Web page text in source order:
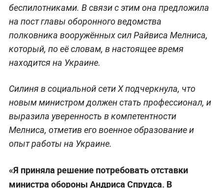
беспилотниками. В связи с этим она предложила
на пост главы оборонного ведомства
полковника вооружённых сил Райвиса Мелниса,
который, по её словам, в настоящее время
находится на Украине.
Силиня в социальной сети X подчеркнула, что
новым министром должен стать профессионал, и
выразила уверенность в компетентности
Мелниса, отметив его военное образование и
опыт работы на Украине.
«Я приняла решение потребовать отставки
министра обороны Андриса Спрудса. В